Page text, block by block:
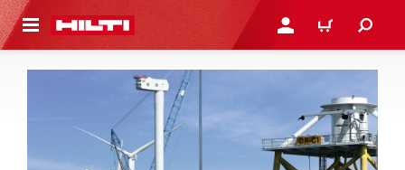
PRINCIPAL ENTRAR OU CADASTRAR
CARRINHO